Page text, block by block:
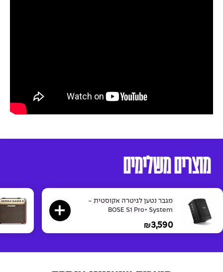
מוצרים משלימים
מגבר נטען לגיטרה אקוסטית -
BOSE S1 Pro+ System
₪3,590